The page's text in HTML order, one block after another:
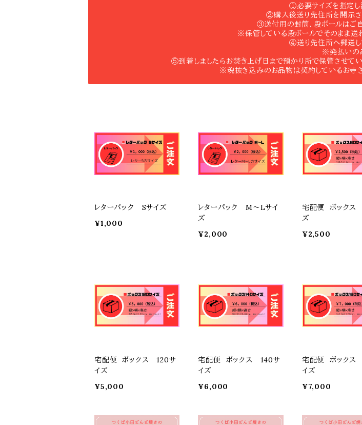
①必要サイズを指定し
②購入後送り先住所を開示さ
③送付用の封筒、段ボールはご
※保管している段ボールでそのまま送
④送り先住所へ郵送し
※発払いの
⑤到着しましたらお焚き上げ日まで預かり所で保管させてい
※魂抜き込みのお品物は契約しているお寺
レターパック Sサイズ
¥1,000
レターパック M〜Lサイ
ズ
¥2,000
宅配便 ボックス
ズ
¥2,500
宅配便 ボックス 120サ
イズ
¥5,000
宅配便 ボックス 140サ
イズ
¥6,000
宅配便 ボック
イズ
¥7,000